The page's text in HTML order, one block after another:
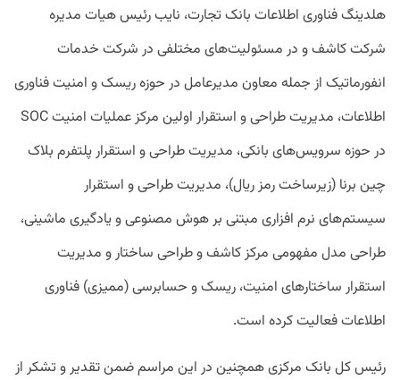
هلدینگ فناوری اطلاعات بانک تجارت، نایب رئیس هیات مدیره
شرکت کاشف و در مسئولیت‌های مختلفی در شرکت خدمات
انفورماتیک از جمله معاون مدیرعامل در حوزه ریسک و امنیت فناوری
اطلاعات، مدیریت طراحی و استقرار اولین مرکز عملیات امنیت SOC
در حوزه سرویس‌های بانکی، مدیریت طراحی و استقرار پلتفرم بلاک
چین برنا (زیرساخت رمز ریال)، مدیریت طراحی و استقرار
سیستم‌های نرم افزاری مبتنی بر هوش مصنوعی و یادگیری ماشینی،
طراحی مدل مفهومی مرکز کاشف و طراحی ساختار و مدیریت
استقرار ساختار‌های امنیت، ریسک و حسابرسی (ممیزی) فناوری
اطلاعات فعالیت کرده است.
رئیس‌ کل بانک مرکزی همچنین در این مراسم ضمن تقدیر و تشکر از